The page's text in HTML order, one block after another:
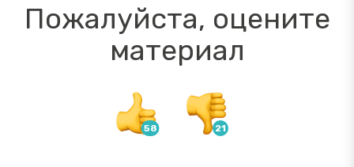
Пожалуйста, оцените
материал